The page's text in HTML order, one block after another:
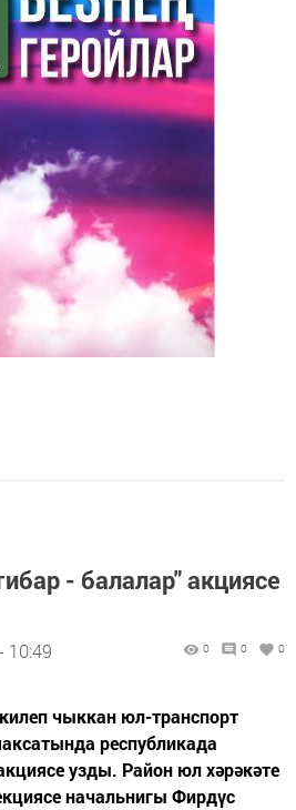
- балалар" акциясе
10:49 0 0 0
чыккан юл-транспорт
республикада
узды. Район юл хәрәкәте
начальнигы Фирдүс